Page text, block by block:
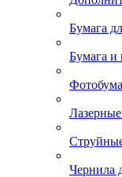
Бумага
Бумага и
Чернила